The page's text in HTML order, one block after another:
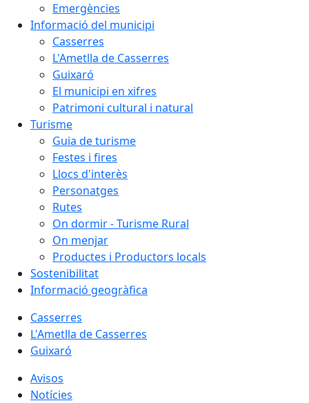
Emergències
Informació del municipi
Casserres
L'Ametlla de Casserres
Guixaró
El municipi en xifres
Patrimoni cultural i natural
Turisme
Guia de turisme
Festes i fires
Llocs d'interès
Personatges
Rutes
On dormir - Turisme Rural
On menjar
Productes i Productors locals
Sostenibilitat
Informació geogràfica
Casserres
L'Ametlla de Casserres
Guixaró
Avisos
Notícies